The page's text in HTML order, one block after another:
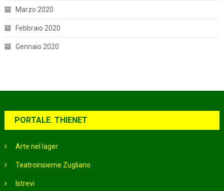
Marzo 2020
Febbraio 2020
Gennaio 2020
PORTALE. THIENET
Arte nel lager
Teatroinsieme Zugliano
Istrevi